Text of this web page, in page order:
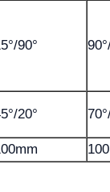
90°
20°